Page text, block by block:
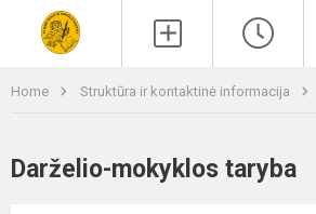
Home Struktūra ir kontaktinė informacija
Darželio-mokyklos taryba